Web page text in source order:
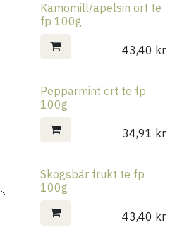
Kamomill/apelsin ört te
fp 100g
43,40 kr
Pepparmint ört te fp
100g
34,91 kr
Skogsbär frukt te fp
100g
43,40 kr